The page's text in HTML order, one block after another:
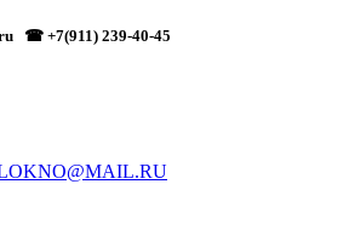
☎ +7(911) 239-40-45